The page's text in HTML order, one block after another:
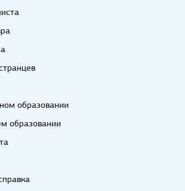
образовании
образовании